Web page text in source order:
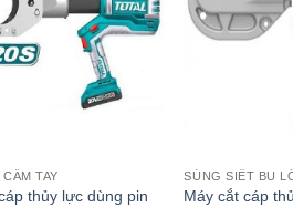
TAY
thủy lực dùng pin
SÚNG SIẾT BU
Máy cắt cáp